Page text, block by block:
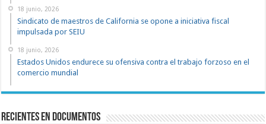
18 junio, 2026
Sindicato de maestros de California se opone a iniciativa fiscal
impulsada por SEIU
18 junio, 2026
Estados Unidos endurece su ofensiva contra el trabajo forzoso en el
comercio mundial
recientes en documentos